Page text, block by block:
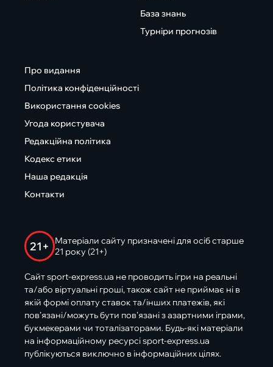
База знань
Турніри прогнозів
Про видання
Політика конфіденційності
Використання cookies
Угода користувача
Редакційна політика
Кодекс етики
Наша редакція
Контакти
21+
Матеріали сайту призначені для осіб старше
21 року (21+)
Сайт sport-express.ua не проводить ігри на реальні
та/або віртуальні гроші, також сайт не приймає ні в
якій формі оплату ставок та/інших платежів, які
пов’язані/можуть бути пов’язані з азартними іграми,
букмекерами чи тоталізаторами. Будь-які матеріали
на інформаційному ресурсі sport-express.ua
публікуються виключно в інформаційних цілях.